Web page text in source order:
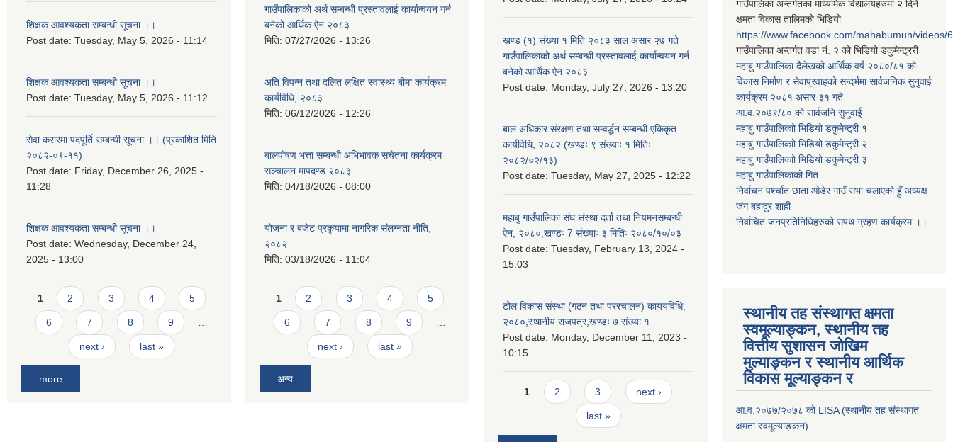
शिक्षक आवश्यकता सम्बन्धी सूचना ।।
Post date: Tuesday, May 5, 2026 - 11:14
शिक्षक आवश्यकता सम्बन्धी सूचना ।।
Post date: Tuesday, May 5, 2026 - 11:12
सेवा करारमा पदपूर्ति सम्बन्धी सूचना ।। (प्रकाशित मिति
२०८२-०९-११)
Post date: Friday, December 26, 2025 -
11:28
शिक्षक आवश्यकता सम्बन्धी सूचना ।।
Post date: Wednesday, December 24,
2025 - 13:00
Pages
1 2 3 4 5
6 7 8 9
next › last »
more
गाउँपालिकाको अर्थ सम्बन्धी प्रस्तावलाई कार्यान्वयन गर्न
बनेको आर्थिक ऐन २०८३
मिति: 07/27/2026 - 13:26
अति विपन्न तथा दलित लक्षित स्वास्थ्य बीमा कार्यक्रम
कार्यविधि, २०८३
मिति: 06/12/2026 - 12:26
बालपोषण भत्ता सम्बन्धी अभिभावक सचेतना कार्यक्रम
सञ्चालन मापदण्ड २०८३
मिति: 04/18/2026 - 08:00
योजना र बजेट प्रकृयामा नागरिक संलग्नता नीति,
२०८२
मिति: 03/18/2026 - 11:04
Pages
1 2 3 4 5
6 7 8 9
next › last »
अन्य
खण्ड (१) संख्या १ मिति २०८३ साल असार २७ गते
गाउँपालिकाको अर्थ सम्बन्धी प्रस्तावलाई कार्यान्वयन गर्न
बनेको आर्थिक ऐन २०८३
Post date: Monday, July 27, 2026 - 13:20
बाल अधिकार संरक्षण तथा सम्वर्द्धन सम्बन्धी एकिकृत
कार्यविधि, २०८२ (खण्डः ९ संख्याः १ मितिः
२०८२/०२/१३)
Post date: Tuesday, May 27, 2025 - 12:22
महाबु गाउँपालिका संघ संस्था दर्ता तथा नियमनसम्बन्धी
ऐन, २०८०,खण्डः 7 संख्याः ३ मितिः २०८०/१०/०३
Post date: Tuesday, February 13, 2024 -
15:03
टोल विकास संस्था (गठन तथा पररचालन) काययविधि,
२०८०,स्थानीय राजपत्र,खण्डः ७ संख्या १
Post date: Monday, December 11, 2023 -
10:15
Pages
1 2 3 next ›
last »
गाउँपालिका अन्तर्गतका माध्यमिक विद्यालयहरुमा २ दिने
क्षमता विकास तालिमको भिडियो
https://www.facebook.com/mahabumun/videos/
गाउँपालिका अन्तर्गत वडा नं. २ को भिडियो डकुमेन्ट्ररी
महाबु गाउँपालिका दैलेखको आर्थिक वर्ष २०८०/८१ को
विकास निर्माण र सेवाप्रवाहको सन्दर्भमा सार्वजनिक सुनुवाई
कार्यक्रम २०८१ असार ३१ गते
आ.व.२०७९/८० को सार्वजनि सुनुवाई
महाबु गाउँपालिकाो भिडियो डकुमेन्ट्री १
महाबु गाउँपालिकाो भिडियो डकुमेन्ट्री २
महाबु गाउँपालिकाो भिडियो डकुमेन्ट्री ३
महाबु गाउँपालिकाको गित
निर्वाचन पर्श्चात छाता ओडेर गाउँ सभा चलाएको हुँ अध्यक्ष
जंग बहादुर शाही
निर्वाचित जनप्रतिनिधिहरुको सपथ ग्रहण कार्यक्रम ।।
स्थानीय तह संस्थागत क्षमता
स्वमूल्याङ्कन, स्थानीय तह
वित्तीय सुशासन जोखिम
मुल्याङ्कन र स्थानीय आर्थिक
विकास मूल्याङ्कन र
आ.व.२०७७/२०७८ को LISA (स्थानीय तह संस्थागत
क्षमता स्वमूल्याङ्कन)